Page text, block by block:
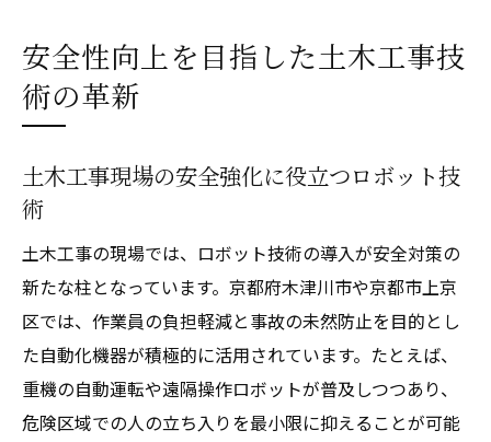
安全性向上を目指した土木工事技
術の革新
土木工事現場の安全強化に役立つロボット技
術
土木工事の現場では、ロボット技術の導入が安全対策の
新たな柱となっています。京都府木津川市や京都市上京
区では、作業員の負担軽減と事故の未然防止を目的とし
た自動化機器が積極的に活用されています。たとえば、
重機の自動運転や遠隔操作ロボットが普及しつつあり、
危険区域での人の立ち入りを最小限に抑えることが可能